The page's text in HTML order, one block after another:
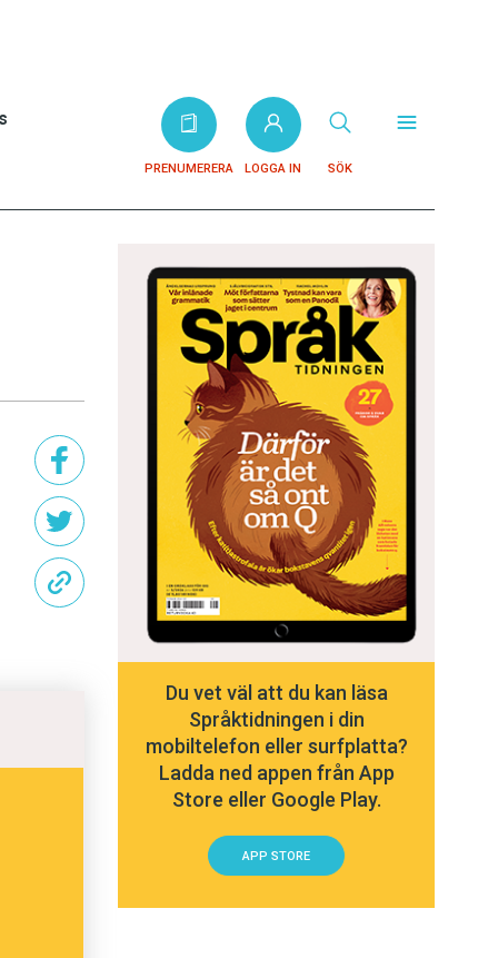
PRENUMERERA LOGGA IN SÖK
Du vet väl att du kan läsa
Språktidningen i din
mobiltelefon eller surfplatta?
Ladda ned appen från App
Store eller Google Play.
APP STORE